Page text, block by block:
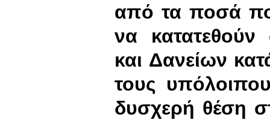
από τα ποσά
να
και Δανείων
τους
δυσχερή θέση